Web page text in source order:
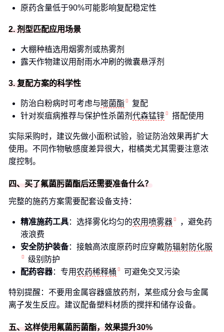
原药含量低于90%可能影响复配稳定性
2. 剂型匹配应用场景
大棚种植选用烟雾剂或热雾剂
露天作物建议用耐雨水冲刷的微囊悬浮剂
3. 复配方案的科学性
防治白粉病时可考虑与嘧菌酯
复配
针对炭疽病推荐与保护性杀菌剂 代森锰锌 搭配使用
实际采购时，建议先做小面积试验，验证防治效果再扩大
使用。不同作物敏感度差异很大，柑橘类尤其需要注意浓
度控制。
四、买了氟菌肟菌酯后还需要准备什么？
完整的施药方案需要配套设备支持：
精准施药工具：选择雾化均匀的农用喷雾器
，避免药
液浪费
安全防护装备：接触高浓度原药时应穿戴 防辐射防化服
级别防护
配药容器：专用农药稀释桶 可避免交叉污染
特别提醒：不要用金属容器盛放药剂，某些成分会与金属
离子发生反应。建议配备塑料材质的搅拌和储存设备。
五、这样使用氟菌肟菌酯，效果提升30%